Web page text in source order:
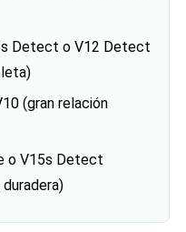
Detect o V12 Detect
(gran relación
o V15s Detect